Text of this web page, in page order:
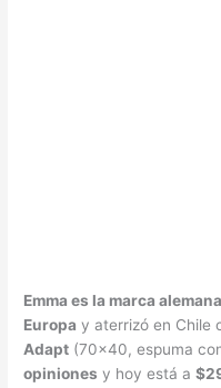
Emma es la marca
Europa y aterrizó en Chile
Adapt (70×40, espuma
opiniones y hoy está a